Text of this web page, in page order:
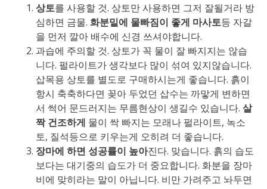
상토를 사용할 것. 상토만 사용하면 그저 잘될거라 방
심하면 금물. 화분밑에 물빠짐이 좋게 마사토등 자갈
을 먼저 깔아 배수에 신경 쓰셔야합니다.
과습에 주의할 것. 상토가 꼭 물이 잘 빠지지는 않습
니다. 펄라이트가 생각보다 많이 섞여 있지않습니다.
삽목용 상토를 별도로 구매하시는게 좋습니다. 흙이
항시 축축하다면 꽂아 두었던 삽수는 까맣게 변하면
서 썩어 문드러지는 무름현상이 생길수 있습니다. 살
짝 건조하게 물이 싹 빠지는 모래나 펄라이트, 녹소
토, 질석등으로 키우는게 오히려 더 좋습니다.
장마에 하면 성공률이 높아진다. 맞습니다. 흙의 습도
보다는 대기중의 습도가 더 중요합니다. 화분을 장마
비에 맞히라는 말이 아닙니다. 비만 가려주고 놔두면